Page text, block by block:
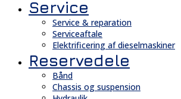
Service
Service & reparation
Serviceaftale
Elektrificering af dieselmaskiner
Reservedele
Bånd
Chassis og suspension